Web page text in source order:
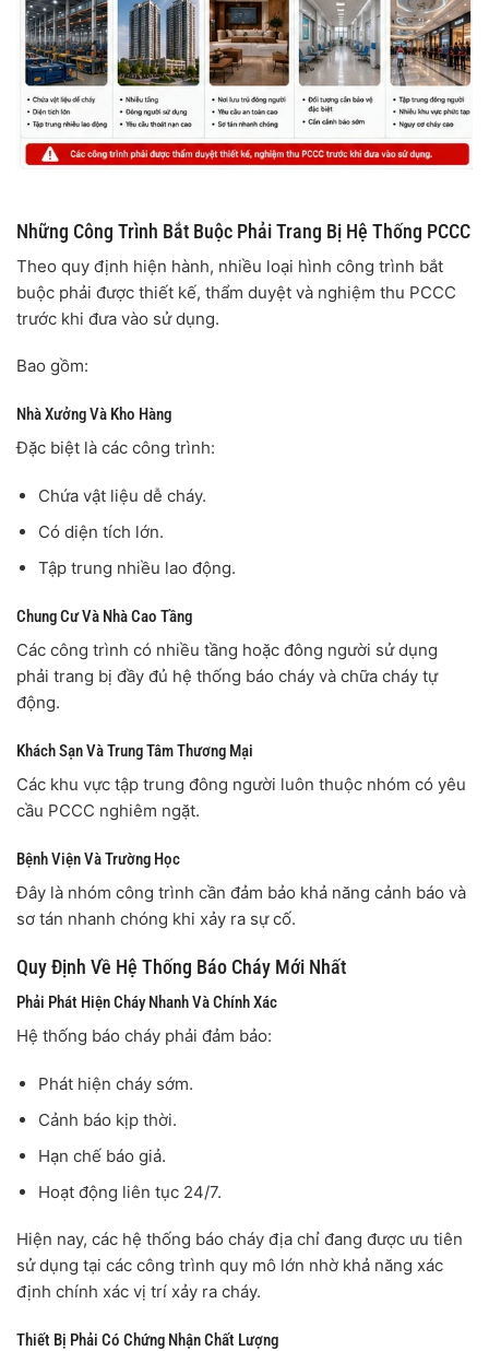
Những Công Trình Bắt Buộc Phải Trang Bị Hệ Thống PCCC
Theo quy định hiện hành, nhiều loại hình công trình bắt
buộc phải được thiết kế, thẩm duyệt và nghiệm thu PCCC
trước khi đưa vào sử dụng.
Bao gồm:
Nhà Xưởng Và Kho Hàng
Đặc biệt là các công trình:
Chứa vật liệu dễ cháy.
Có diện tích lớn.
Tập trung nhiều lao động.
Chung Cư Và Nhà Cao Tầng
Các công trình có nhiều tầng hoặc đông người sử dụng
phải trang bị đầy đủ hệ thống báo cháy và chữa cháy tự
động.
Khách Sạn Và Trung Tâm Thương Mại
Các khu vực tập trung đông người luôn thuộc nhóm có yêu
cầu PCCC nghiêm ngặt.
Bệnh Viện Và Trường Học
Đây là nhóm công trình cần đảm bảo khả năng cảnh báo và
sơ tán nhanh chóng khi xảy ra sự cố.
Quy Định Về Hệ Thống Báo Cháy Mới Nhất
Phải Phát Hiện Cháy Nhanh Và Chính Xác
Hệ thống báo cháy phải đảm bảo:
Phát hiện cháy sớm.
Cảnh báo kịp thời.
Hạn chế báo giả.
Hoạt động liên tục 24/7.
Hiện nay, các hệ thống báo cháy địa chỉ đang được ưu tiên
sử dụng tại các công trình quy mô lớn nhờ khả năng xác
định chính xác vị trí xảy ra cháy.
Thiết Bị Phải Có Chứng Nhận Chất Lượng